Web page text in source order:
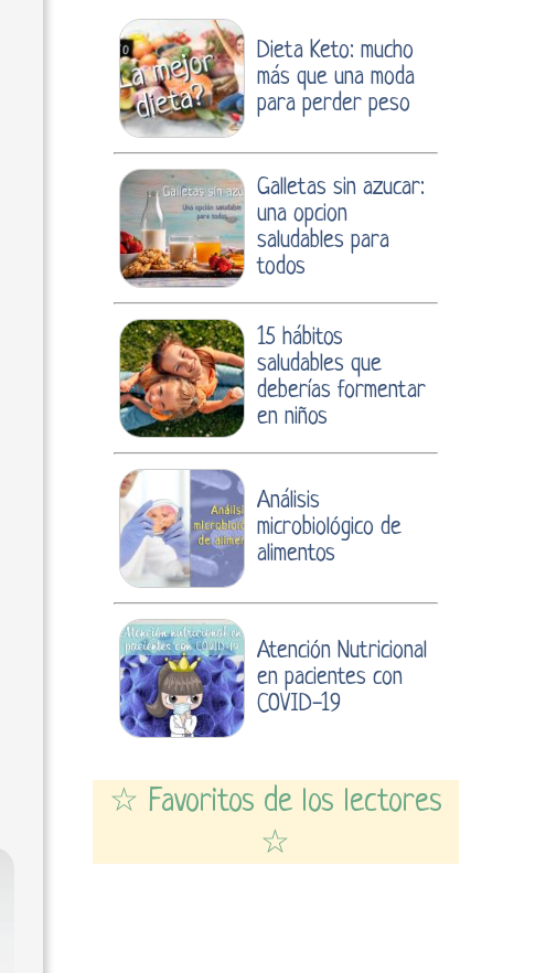
Dieta Keto: mucho
más que una moda
para perder peso
Galletas sin azucar:
una opcion
saludables para
todos
15 hábitos
saludables que
deberías formentar
en niños
Análisis
microbiológico de
alimentos
Atención Nutricional
en pacientes con
COVID-19
☆ Favoritos de los lectores
☆